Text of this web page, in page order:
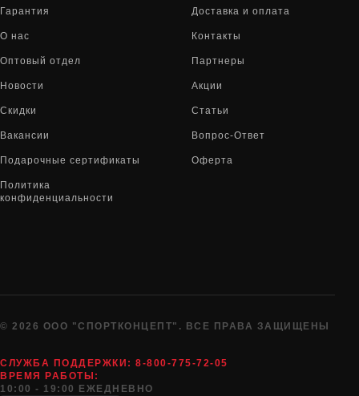
Гарантия Доставка и оплата
О нас Контакты
Оптовый отдел Партнеры
Новости Акции
Скидки Статьи
Вакансии Вопрос-Ответ
Подарочные сертификаты Оферта
Политика
конфиденциальности
© 2026 ООО "СПОРТКОНЦЕПТ". ВСЕ ПРАВА ЗАЩИЩЕНЫ
СЛУЖБА ПОДДЕРЖКИ: 8-800-775-72-05
ВРЕМЯ РАБОТЫ:
10:00 - 19:00 ЕЖЕДНЕВНО